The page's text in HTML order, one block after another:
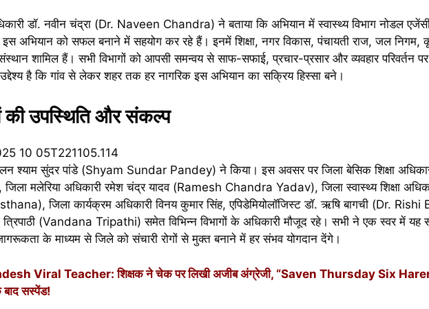
डॉ. नवीन चंद्रा (Dr. Naveen Chandra) ने बताया कि अभियान में स्वास्थ्य विभाग नोडल
इस अभियान को सफल बनाने में सहयोग कर रहे हैं। इनमें शिक्षा, नगर विकास, पंचायती राज, जल निगम,
शामिल हैं। सभी विभागों को आपसी समन्वय से साफ-सफाई, प्रचार-प्रसार और व्यवहार परिवर्तन
उद्देश्य है कि गांव से लेकर शहर तक हर नागरिक इस अभियान का सक्रिय हिस्सा बने।
की उपस्थिति और संकल्प
श्याम सुंदर पांडे (Shyam Sundar Pandey) ने किया। इस अवसर पर जिला बेसिक शिक्षा
मलेरिया अधिकारी रमेश चंद्र यादव (Ramesh Chandra Yadav), जिला स्वास्थ्य शिक्षा
जिला कार्यक्रम अधिकारी विनय कुमार सिंह, एपिडेमियोलॉजिस्ट डॉ. ऋषि बागची (Dr.
त्रिपाठी (Vandana Tripathi) समेत विभिन्न विभागों के अधिकारी मौजूद रहे। सभी ने एक स्वर में यह
के माध्यम से जिले को संचारी रोगों से मुक्त बनाने में हर संभव योगदान देंगे।
Viral Teacher: शिक्षक ने चेक पर लिखी अजीब अंग्रेजी, “Saven Thursday Six
सस्पेंड!